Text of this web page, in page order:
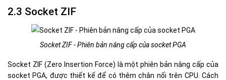
2.3 Socket ZIF
Socket ZIF - Phiên bản nâng cấp của socket PGA
Socket ZIF (Zero Insertion Force) là một phiên bản nâng cấp của
socket PGA, được thiết kế để có thêm chân nối trên CPU. Cách